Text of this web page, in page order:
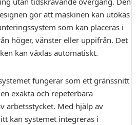
gör att maskinen kan utökas
som kan placeras i
höger, vänster eller uppifrån. Det
kan växlas automatiskt.
fungerar som ett gränssnitt
exakta och repeterbara
arbetsstycket. Med hjälp av
kan systemet integreras i